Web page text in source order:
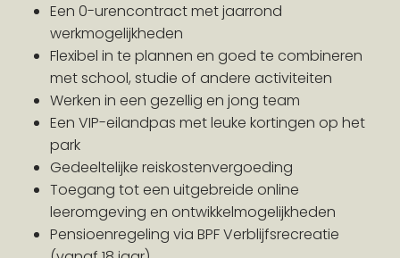
Een 0-urencontract met jaarrond
werkmogelijkheden
Flexibel in te plannen en goed te combineren
met school, studie of andere activiteiten
Werken in een gezellig en jong team
Een VIP-eilandpas met leuke kortingen op het
park
Gedeeltelijke reiskostenvergoeding
Toegang tot een uitgebreide online
leeromgeving en ontwikkelmogelijkheden
Pensioenregeling via BPF Verblijfsrecreatie